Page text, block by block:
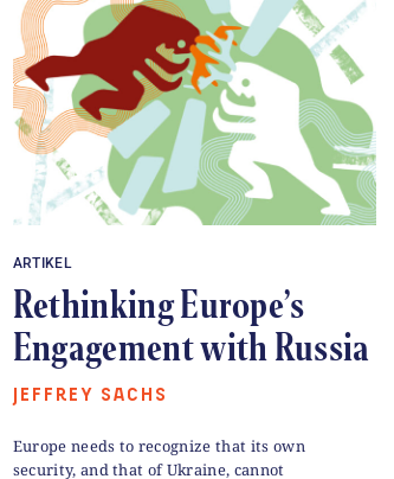
ARTIKEL
Rethinking Europe’s
Engagement with Russia
JEFFREY SACHS
Europe needs to recognize that its own
security, and that of Ukraine, cannot